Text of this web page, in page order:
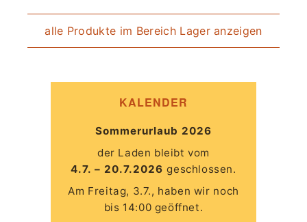
alle Produkte im Bereich Lager anzeigen
KALENDER
Sommerurlaub 2026
der Laden bleibt vom
4.7. – 20.7.2026geschlossen.
Am Freitag, 3.7., haben wir noch
bis 14:00 geöffnet.